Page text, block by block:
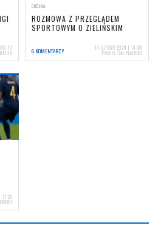
OGÓLNA
ROZMOWA Z PRZEGLĄDEM
SPORTOWYM O ZIELIŃSKIM
6 KOMENTARZY 14 LUTEGO 2024 | 14:20
PAWEŁ ŚWINARSKI